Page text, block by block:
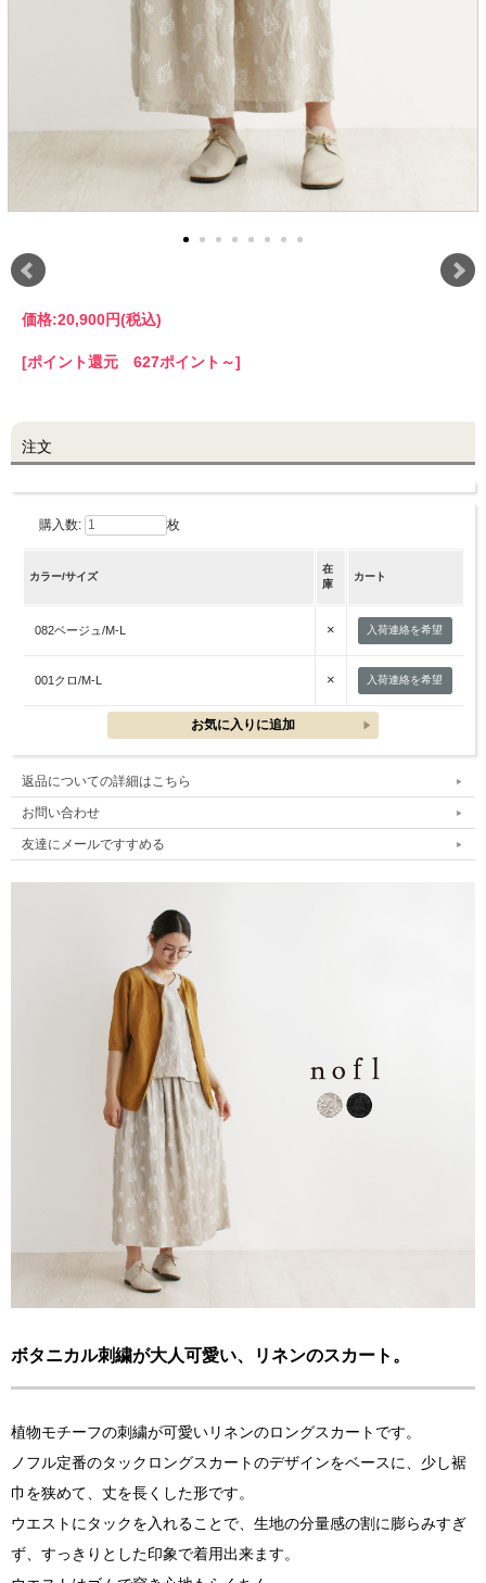
マイページ
お買い物カゴ
配送遅延情報
ご利用について
実店舗のご案内
10%OFFクーポンプレゼント中!
価格:20,900円(税込)
[ポイント還元 627ポイント～]
注文
購入数: 枚
カラー/サイズ
在
庫
カート
082ベージュ/M-L × 入荷連絡を希望
001クロ/M-L × 入荷連絡を希望
返品についての詳細はこちら
お問い合わせ
友達にメールですすめる
ボタニカル刺繍が大人可愛い、リネンのスカート。
植物モチーフの刺繍が可愛いリネンのロングスカートです。
ノフル定番のタックロングスカートのデザインをベースに、少し裾
巾を狭めて、丈を長くした形です。
ウエストにタックを入れることで、生地の分量感の割に膨らみすぎ
ず、すっきりとした印象で着用出来ます。